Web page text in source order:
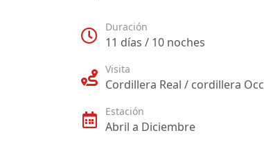
Duración
11 días / 10 noches
Visita
Cordillera Real / cordillera
Estación
Abril a Diciembre